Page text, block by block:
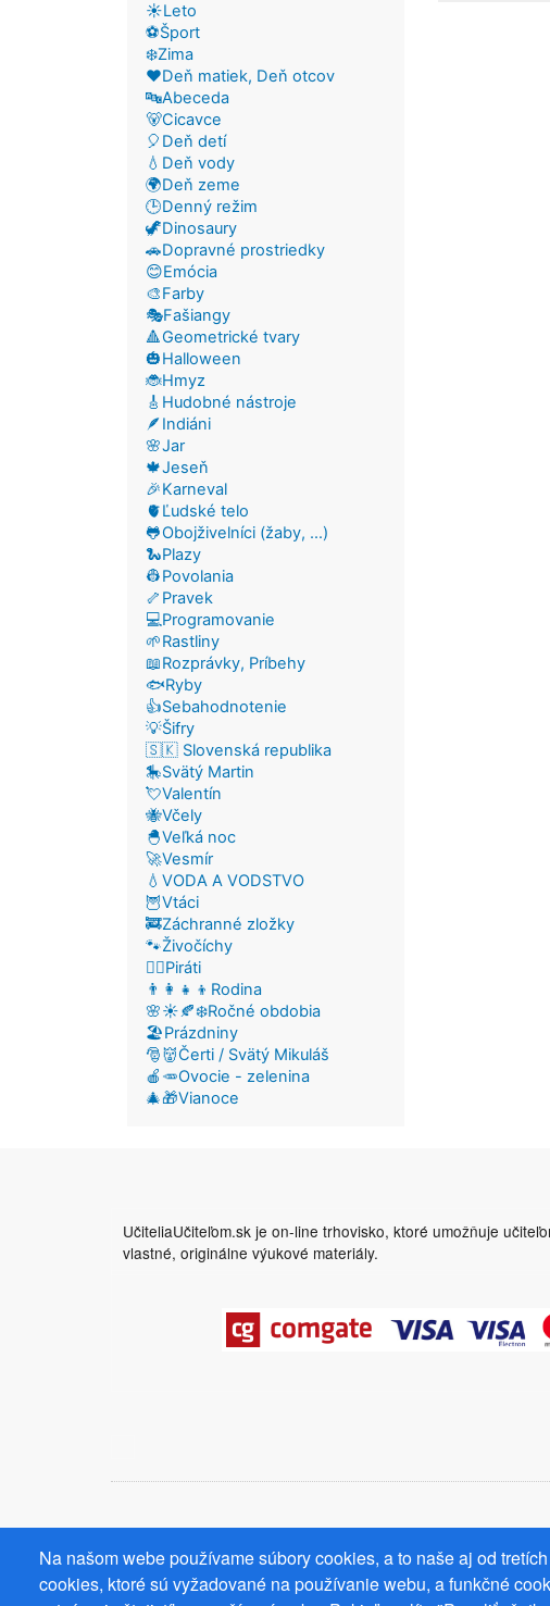
☀️Leto
⚽Šport
❄️Zima
❤️Deň matiek, Deň otcov
🔤Abeceda
🐻Cicavce
🎈Deň detí
💧Deň vody
🌍Deň zeme
🕒Denný režim
🦖Dinosaury
🚗Dopravné prostriedky
😊Emócia
🎨Farby
🎭Fašiangy
🔺Geometrické tvary
🎃Halloween
🐞Hmyz
🎸Hudobné nástroje
🪶Indiáni
🌸Jar
🍁Jeseň
🎉Karneval
🫀Ľudské telo
🐸Obojživelníci (žaby, ...)
🐍Plazy
👷Povolania
🦴Pravek
💻Programovanie
🌱Rastliny
📖Rozprávky, Príbehy
🐟Ryby
👍Sebahodnotenie
💡Šifry
🇸🇰 Slovenská republika
🎠Svätý Martin
💘Valentín
🐝Včely
🐣Veľká noc
🚀Vesmír
💧VODA A VODSTVO
🦉Vtáci
🚒Záchranné zložky
🐾Živočíchy
🏴‍☠️Piráti
👨‍👩‍👧‍👦Rodina
🌸☀️🍂❄️Ročné obdobia
🏖️Prázdniny
🎅👹Čerti / Svätý Mikuláš
🍎🥕Ovocie - zelenina
🎄🎁Vianoce
UčiteliaUčiteľom.sk je on-line trhovisko, ktoré umožňuje
vlastné, originálne výukové materiály.
Na našom webe používame súbory cookies, a to naše aj od
cookies, ktoré sú vyžadované na používanie webu, a funkčné